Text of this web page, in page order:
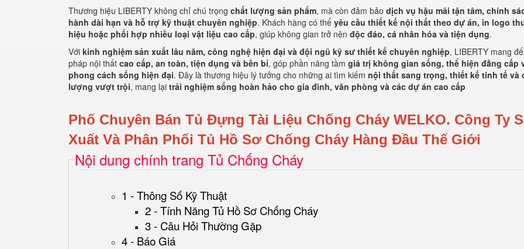
Thương hiệu LIBERTY không chỉ chú trọng chất lượng sản phẩm, mà còn đảm bảo dịch vụ hậu mãi tận tâm, chính
hành dài hạn và hỗ trợ kỹ thuật chuyên nghiệp. Khách hàng có thể yêu cầu thiết kế nội thất theo dự án, in logo
hiệu hoặc phối hợp nhiều loại vật liệu cao cấp, giúp không gian trở nên độc đáo, cá nhân hóa và tiện dụng.
Với kinh nghiệm sản xuất lâu năm, công nghệ hiện đại và đội ngũ kỹ sư thiết kế chuyên nghiệp, LIBERTY mang
pháp nội thất cao cấp, an toàn, tiện dụng và bền bỉ, góp phần nâng tầm giá trị không gian sống, thể hiện đẳng cấp
phong cách sống hiện đại. Đây là thương hiệu lý tưởng cho những ai tìm kiếm nội thất sang trọng, thiết kế tinh tế và
lượng vượt trội, mang lại trải nghiệm sống hoàn hảo cho gia đình, văn phòng và các dự án cao cấp
Phố Chuyên Bán Tủ Đựng Tài Liệu Chống Cháy WELKO. Công Ty
Xuất Và Phân Phối Tủ Hồ Sơ Chống Cháy Hàng Đầu Thế Giới
Nội dung chính trang Tủ Chống Cháy
1 - Thông Số Kỹ Thuật
2 - Tính Năng Tủ Hồ Sơ Chống Cháy
3 - Câu Hỏi Thường Gặp
4 - Báo Giá